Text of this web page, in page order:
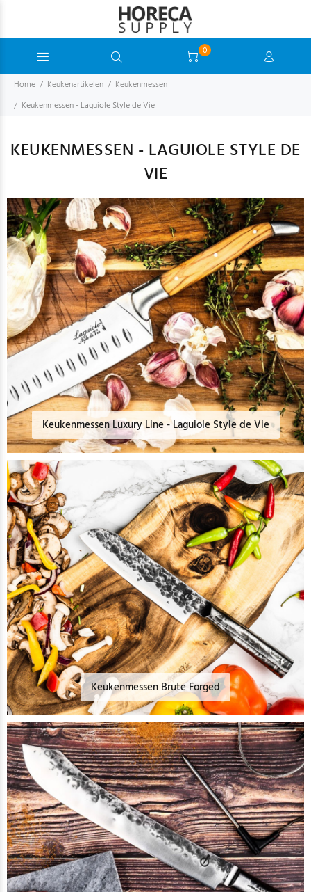
0
Home Keukenartikelen
Keukenmessen
Keukenmessen - Laguiole Style de Vie
KEUKENMESSEN - LAGUIOLE STYLE DE
VIE
Keukenmessen Luxury Line - Laguiole Style de Vie
Keukenmessen Brute Forged